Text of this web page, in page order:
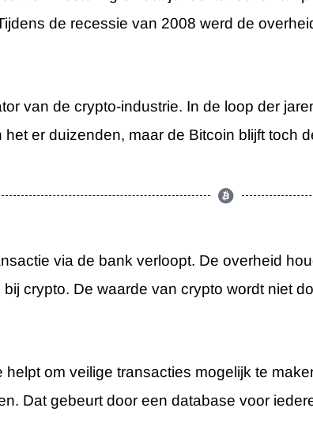
de recessie van 2008 werd de
van de crypto-industrie. In de loop der
het er duizenden, maar de Bitcoin blijft
via de bank verloopt. De overheid
crypto. De waarde van crypto wordt niet
helpt om veilige transacties mogelijk te
Dat gebeurt door een database voor